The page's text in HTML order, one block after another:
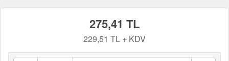
275,41 TL
229,51 TL + KDV